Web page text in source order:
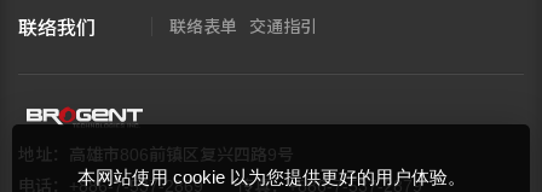
本网站使用 cookie 以为您提供更好的用户体验。
联络我们 联络表单 交通指引
地址：高雄市806前镇区复兴四路9号
电话：+886-7-537-2869
传真：+886-7-537-2879